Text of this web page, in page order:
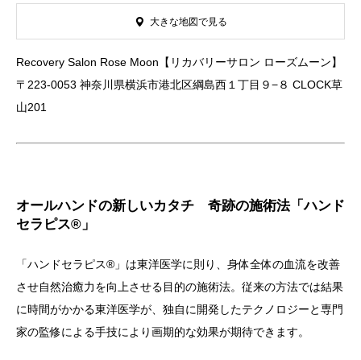
Recovery Salon Rose Moon【リカバリーサロン ローズムーン】
〒223-0053 神奈川県横浜市港北区綱島西１丁目９−８ CLOCK草
山201
大きな地図で見る
オールハンドの新しいカタチ 奇跡の施術法「ハンド
セラピス®」
「ハンドセラピス®」は東洋医学に則り、身体全体の血流を改善
させ自然治癒力を向上させる目的の施術法。従来の方法では結果
に時間がかかる東洋医学が、独自に開発したテクノロジーと専門
家の監修による手技により画期的な効果が期待できます。